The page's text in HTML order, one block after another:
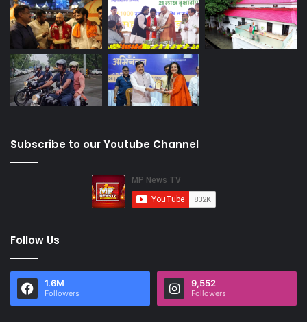
Subscribe to our Youtube Channel
Follow Us
1.6M
Followers
9,552
Followers